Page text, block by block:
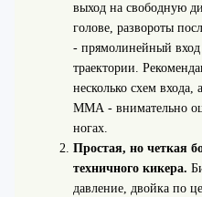
выход на свободную
голове, развороты
- прямолинейный
траектории.
несколько схем входа,
ММА - внимательно
ногах.
Простая, но четкая
техничного кикера.
давление, двойка по